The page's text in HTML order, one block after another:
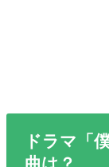
ドラマ「
曲は？